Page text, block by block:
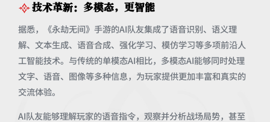
技术革新：多模态，更智能
据悉，《永劫无间》手游的AI队友集成了语音识别、语义理
解、文本生成、语音合成、强化学习、模仿学习等多项前沿人
工智能技术。与传统的单模态AI相比，多模态AI能够同时处理
文字、语音、图像等多种信息，为玩家提供更加丰富和真实的
交流体验。
AI队友能够理解玩家的语音指令，观察并分析战场局势，甚至